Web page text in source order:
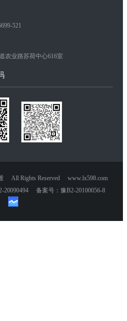
521
农业路苏荷中心616室
All Rights Reserved www.lx598.com
20090494 备案号：豫B2-20100056-8